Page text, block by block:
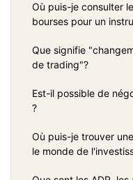
Où puis-je consulter
bourses pour un
Que signifie
de trading"?
Est-il possible de
?
Où puis-je trouver
le monde de